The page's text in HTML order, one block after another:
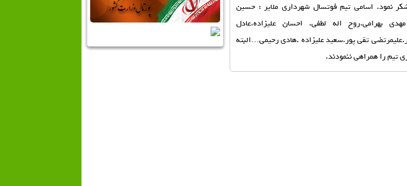
نمود. اسامي تيم فوتسال شهرداري ملاير : حسين
بهرامي.روح اله لطفي. احسان عليزاده.عادل
تقي پور.سعيد عليزاده .هادي رحيمي…البته
تيم را همراهي ننمودند.